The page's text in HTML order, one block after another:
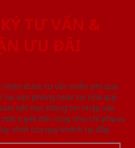
TƯ VẤN &
ƯU ĐÃI
được tư vấn miễn phí qua
văn phòng hoặc tại nhà quý
kết mọi thông tin nhập vào
tuyệt đối cũng như chỉ phục vụ
nhất của quý khách tại đây.